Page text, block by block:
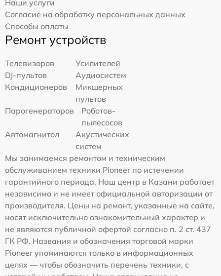
Наши услуги
Согласие на обработку персональных данных
Способы оплаты
Ремонт устройств
Телевизоров
Усилителей
DJ-пультов
Аудиосистем
Кондиционеров
Микшерных
пультов
Парогенераторов
Роботов-
пылесосов
Автомагнитол
Акустических
систем
Мы занимаемся ремонтом и техническим
обслуживанием техники Pioneer по истечении
гарантийного периода. Наш центр в Казани работает
независимо и не имеет официальной авторизации от
производителя. Цены на ремонт, указанные на сайте,
носят исключительно ознакомительный характер и
не являются публичной офертой согласно п. 2 ст. 437
ГК РФ. Названия и обозначения торговой марки
Pioneer упоминаются только в информационных
целях — чтобы обозначить перечень техники, с